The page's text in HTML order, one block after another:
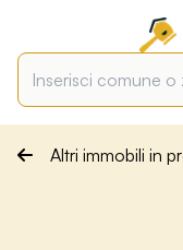
Altri immobili in